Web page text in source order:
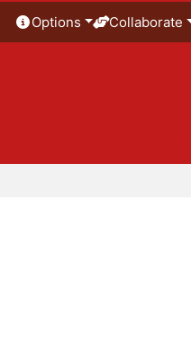
Options Collaborate